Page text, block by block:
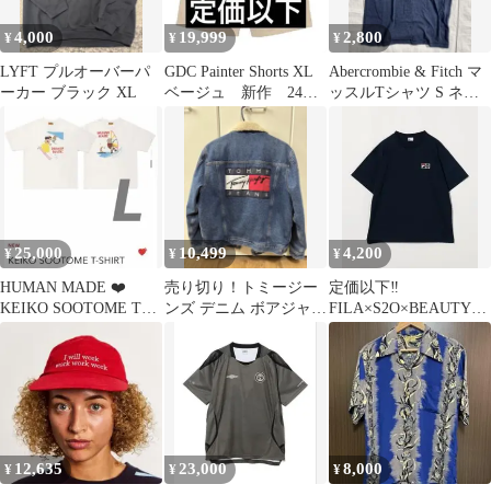
¥4,000
LYFT プルオーバーパ
ーカー ブラック XL
¥ 19,999
GDC Painter Shorts XL
ベージュ 新作 24時
間以内発送
¥ 2,800
Abercrombie & Fitch マ
ッスルTシャツ S ネイ
¥25,000
HUMAN MADE ❤️
KEIKO SOOTOME Tシ
¥ 10,499
売り切り！トミージー
ンズ デニム ボアジャケ
¥4,200
定価以下‼️
FILA×S2O×BEAUTY&
YOUTH コラボTシャツ
ネイビー
¥ 12,635 ¥ 23,000 ¥8,000